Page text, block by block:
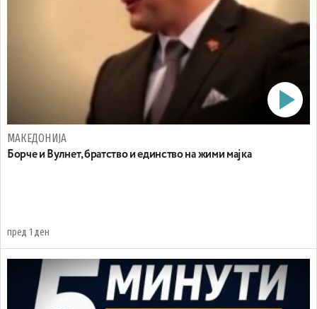
МАКЕДОНИЈА
Борче и Вулнет, братство и единство на жими мајка
пред 1 ден